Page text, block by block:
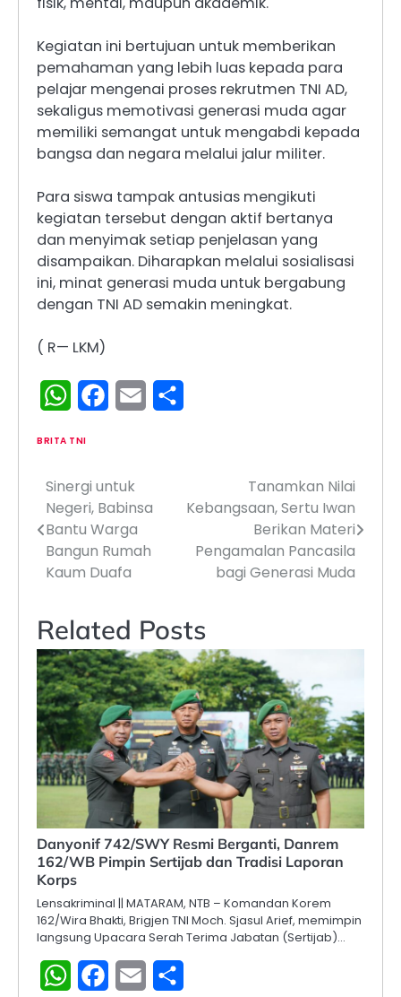
Kegiatan ini bertujuan untuk memberikan
pemahaman yang lebih luas kepada para
pelajar mengenai proses rekrutmen TNI AD,
sekaligus memotivasi generasi muda agar
memiliki semangat untuk mengabdi kepada
bangsa dan negara melalui jalur militer.
Para siswa tampak antusias mengikuti
kegiatan tersebut dengan aktif bertanya
dan menyimak setiap penjelasan yang
disampaikan. Diharapkan melalui sosialisasi
ini, minat generasi muda untuk bergabung
dengan TNI AD semakin meningkat.
( R— LKM)
WhatsAppFacebook
Email
BRITA TNI
Navigasi
pos
Sinergi untuk
Negeri, Babinsa
Bantu Warga
Bangun Rumah
Kaum Duafa
Tanamkan Nilai
Kebangsaan, Sertu Iwan
Berikan Materi
Pengamalan Pancasila
bagi Generasi Muda
Related Posts
Danyonif 742/SWY Resmi Berganti, Danrem
162/WB Pimpin Sertijab dan Tradisi Laporan
Korps
Lensakriminal || MATARAM, NTB – Komandan Korem
162/Wira Bhakti, Brigjen TNI Moch. Sjasul Arief, memimpin
langsung Upacara Serah Terima Jabatan (Sertijab)…
WhatsAppFacebook
Email